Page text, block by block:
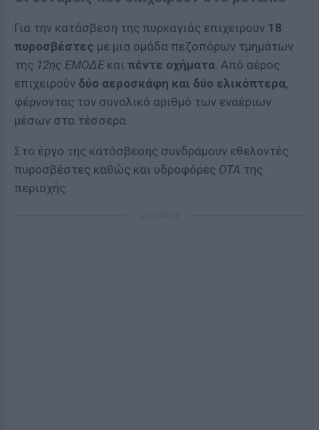
Για την κατάσβεση της πυρκαγιάς επιχειρούν 18
πυροσβέστες με μια ομάδα πεζοπόρων τμημάτων
της 12ης ΕΜΟΔΕκαι πέντε οχήματα. Από αέρος
επιχειρούν δύο αεροσκάφη και δύο ελικόπτερα,
φέρνοντας τον συνολικό αριθμό των εναέριων
μέσων στα τέσσερα.
Στο έργο της κατάσβεσης συνδράμουν εθελοντές
πυροσβέστες καθώς και υδροφόρες ΟΤΑ της
περιοχής.